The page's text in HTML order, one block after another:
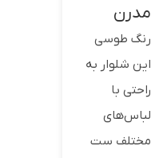
مدرن
رنگ طوسی
این شلوار به
راحتی با
لباس‌های
مختلف ست